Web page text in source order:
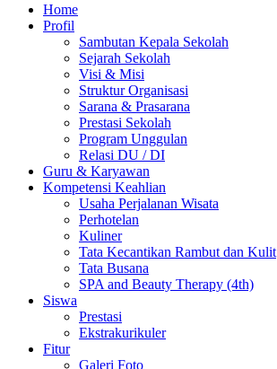
Home
Profil
Sambutan Kepala Sekolah
Sejarah Sekolah
Visi & Misi
Struktur Organisasi
Sarana & Prasarana
Prestasi Sekolah
Program Unggulan
Relasi DU / DI
Guru & Karyawan
Kompetensi Keahlian
Usaha Perjalanan Wisata
Perhotelan
Kuliner
Tata Kecantikan Rambut dan Kulit
Tata Busana
SPA and Beauty Therapy (4th)
Siswa
Prestasi
Ekstrakurikuler
Fitur
Galeri Foto